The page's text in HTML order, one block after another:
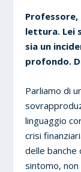
lettura. Lei
sia un
profondo.
Parliamo di
linguaggio
crisi
delle banche
sintomo, non